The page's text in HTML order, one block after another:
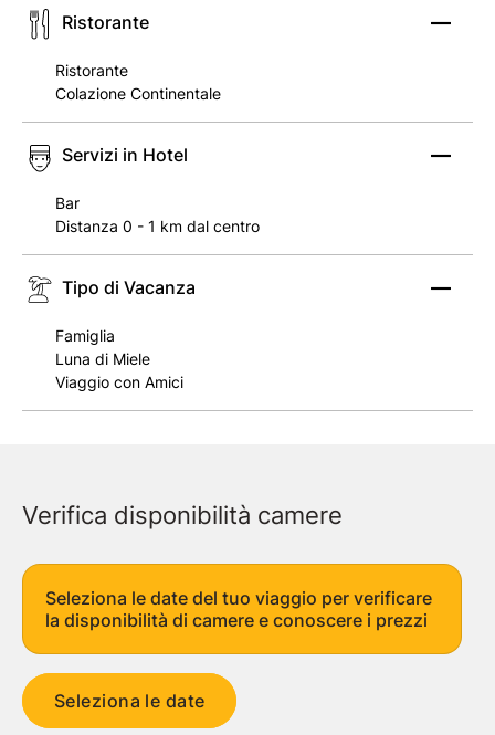
Verifica disponibilità camere
Seleziona le date del tuo viaggio per verificare
la disponibilità di camere e conoscere i prezzi
Seleziona le date
Ristorante
Ristorante
Colazione Continentale
Servizi in Hotel
Bar
Distanza 0 - 1 km dal centro
Tipo di Vacanza
Famiglia
Luna di Miele
Viaggio con Amici